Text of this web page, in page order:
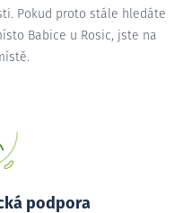
Pokud proto stále hledáte
Babice u Rosic, jste na
podpora